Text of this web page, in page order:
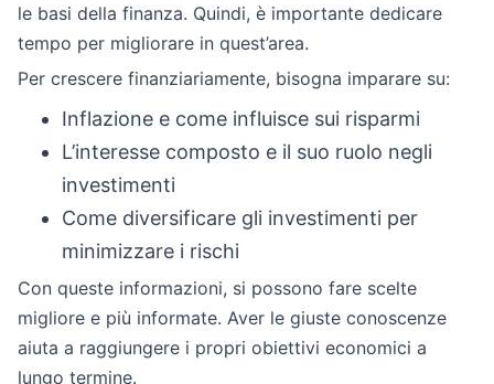
le basi della finanza. Quindi, è importante dedicare
tempo per migliorare in quest’area.
Per crescere finanziariamente, bisogna imparare su:
Inflazione e come influisce sui risparmi
L’interesse composto e il suo ruolo negli
investimenti
Come diversificare gli investimenti per
minimizzare i rischi
Con queste informazioni, si possono fare scelte
migliore e più informate. Aver le giuste conoscenze
aiuta a raggiungere i propri obiettivi economici a
lungo termine.